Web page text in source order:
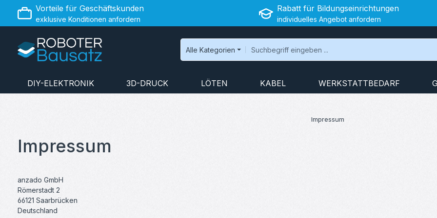
Hauptinhalt springen
Zur Suche springen
Zur Hauptnavigation springen
Vorteile für Geschäftskunden
exklusive Konditionen anfordern
Rabatt für Bildungseinrichtungen
individuelles Angebot anfordern
Alle Kategorien
DIY-ELEKTRONIK 3D-DRUCK LÖTEN KABEL WERKSTATTBEDARF
Impressum
Impressum
anzado GmbH
Römerstadt 2
66121 Saarbrücken
Deutschland